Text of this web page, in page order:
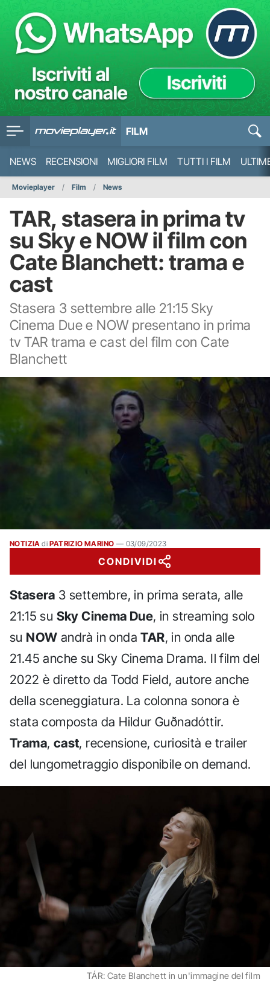
FILM
NEWS RECENSIONI MIGLIORI FILM TUTTI I FILM
Movieplayer Film News
TAR, stasera in prima tv
su Sky e NOW il film con
Cate Blanchett: trama e
cast
Stasera 3 settembre alle 21:15 Sky
Cinema Due e NOW presentano in prima
tv TAR trama e cast del film con Cate
Blanchett
NOTIZIA di PATRIZIO MARINO — 03/09/2023
CONDIVIDI
Stasera 3 settembre, in prima serata, alle
21:15 su Sky Cinema Due, in streaming solo
su NOW andrà in ondaTAR, in onda alle
21.45 anche su Sky Cinema Drama. Il film del
2022 è diretto da Todd Field, autore anche
della sceneggiatura. La colonna sonora è
stata composta da Hildur Guðnadóttir.
Trama, cast, recensione, curiosità e trailer
del lungometraggio disponibile on demand.
TÁR: Cate Blanchett in un'immagine del film